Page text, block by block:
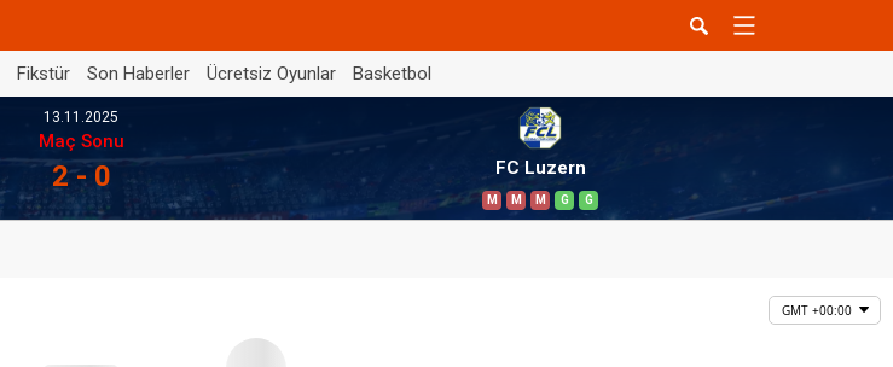
Fikstür Son Haberler Ücretsiz Oyunlar Basketbol
13.11.2025
Maç Sonu
2 - 0 FC Luzern
M M M G G
GMT +00:00